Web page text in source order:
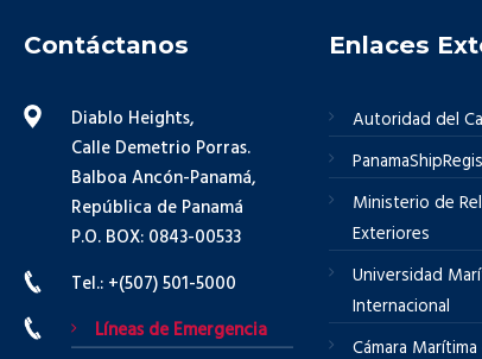
Contáctanos
Diablo Heights,
Calle Demetrio Porras.
Balboa Ancón-Panamá,
República de Panamá
P.O. BOX: 0843-00533
Tel.: +(507) 501-5000
Líneas de Emergencia
Enlaces
Autoridad del
Ministerio de
Exteriores
Universidad
Internacional
Cámara